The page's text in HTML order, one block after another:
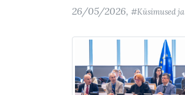
26/05/2026, #Küsimused